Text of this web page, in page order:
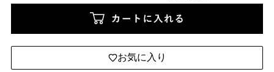
カートに入れる
お気に入り